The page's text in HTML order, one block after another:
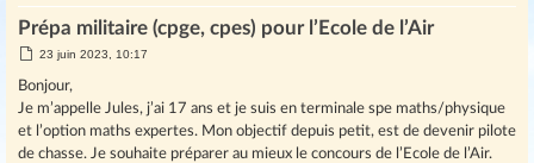
Prépa militaire (cpge, cpes) pour l’Ecole de l’Air
M
s
s
a
g
e
23 juin 2023, 10:17
Bonjour,
Je m’appelle Jules, j’ai 17 ans et je suis en terminale spe maths/physique
et l’option maths expertes. Mon objectif depuis petit, est de devenir pilote
de chasse. Je souhaite préparer au mieux le concours de l’Ecole de l’Air.